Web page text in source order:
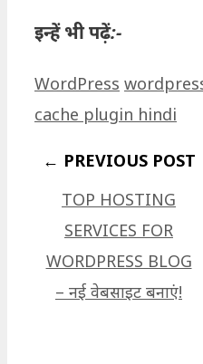
इन्हें भी पढ़ें:-
Categories
WordPress Tags
cache plugin hindi
TOP HOSTING
SERVICES FOR
WORDPRESS BLOG
– नई वेबसाइट बनाएं!